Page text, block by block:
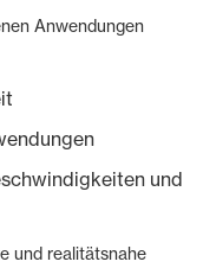
Anwendungen
und
und realitätsnahe